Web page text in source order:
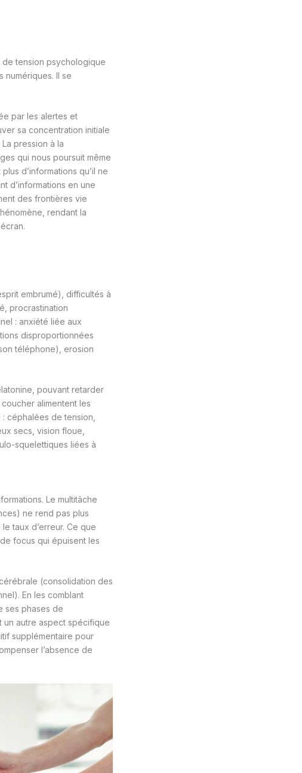
de tension psychologique
numériques. Il se
par les alertes et
sa concentration initiale
pression à la
qui nous poursuit même
d’informations qu’il ne
d’informations en une
des frontières vie
rendant la
embrumé), difficultés à
procrastination
: anxiété liée aux
disproportionnées
téléphone), erosion
pouvant retarder
alimentent les
céphalées de tension,
secs, vision floue,
squelettiques liées à
Le multitâche
ne rend pas plus
taux d’erreur. Ce que
focus qui épuisent les
(consolidation des
En les comblant
ses phases de
un autre aspect spécifique
supplémentaire pour
l’absence de